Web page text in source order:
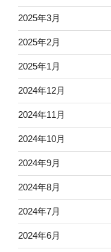
2025年3月
2025年2月
2025年1月
2024年12月
2024年11月
2024年10月
2024年9月
2024年8月
2024年7月
2024年6月